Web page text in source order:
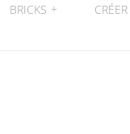
BRICKS + CRÉER